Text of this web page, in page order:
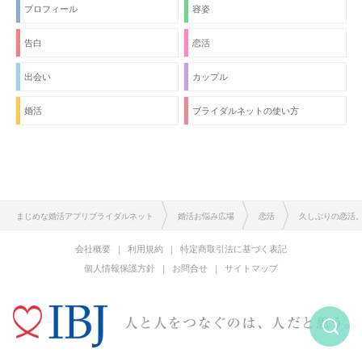
プロフィール 容姿
告白 恋活
出会い カップル
婚活 ブライダルネットの使い方
まじめな婚活アプリブライダルネット 婚活お悩み広場 恋活 久しぶりの恋活
会社概要 利用規約
特定商取引法に基づく表記
個人情報保護方針
お問合せ サイトマップ